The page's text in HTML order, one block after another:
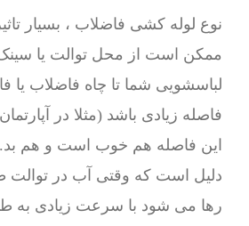
نوع لوله کشی فاضلاب ، بسیار
ممکن است از محل توالت یا
لباسشویی شما تا چاه فاضلاب یا
فاصله زیادی باشد (مثلا در
این فاصله هم خوب است و هم بد.
دلیل است که وقتی آب در توالت
رها می شود با سرعت زیادی به